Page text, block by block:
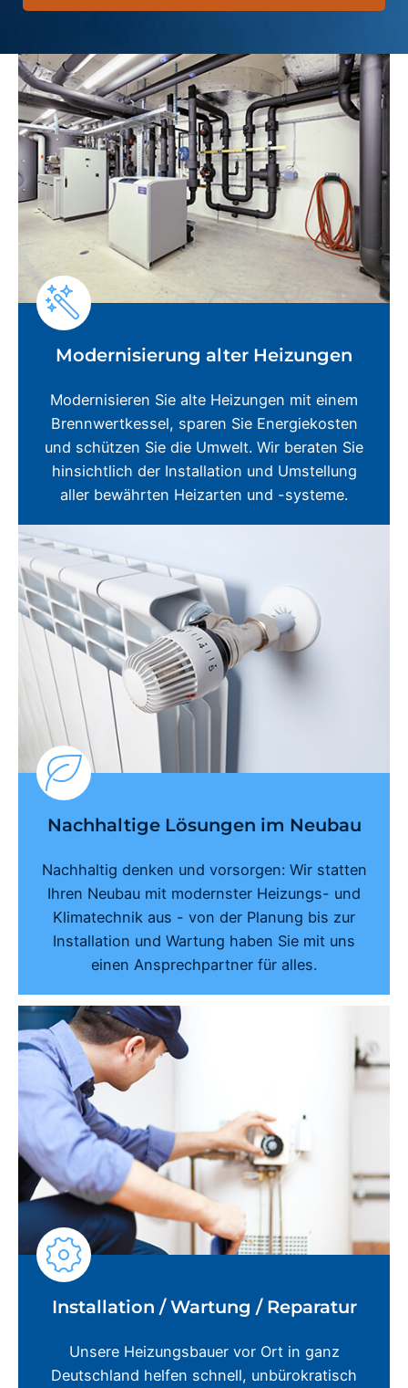
Modernisierung alter Heizungen
Modernisieren Sie alte Heizungen mit einem
Brennwertkessel, sparen Sie Energiekosten
und schützen Sie die Umwelt. Wir beraten Sie
hinsichtlich der Installation und Umstellung
aller bewährten Heizarten und -systeme.
Nachhaltige Lösungen im Neubau
Nachhaltig denken und vorsorgen: Wir statten
Ihren Neubau mit modernster Heizungs- und
Klimatechnik aus - von der Planung bis zur
Installation und Wartung haben Sie mit uns
einen Ansprechpartner für alles.
Installation / Wartung / Reparatur
Unsere Heizungsbauer vor Ort in ganz
Deutschland helfen schnell, unbürokratisch